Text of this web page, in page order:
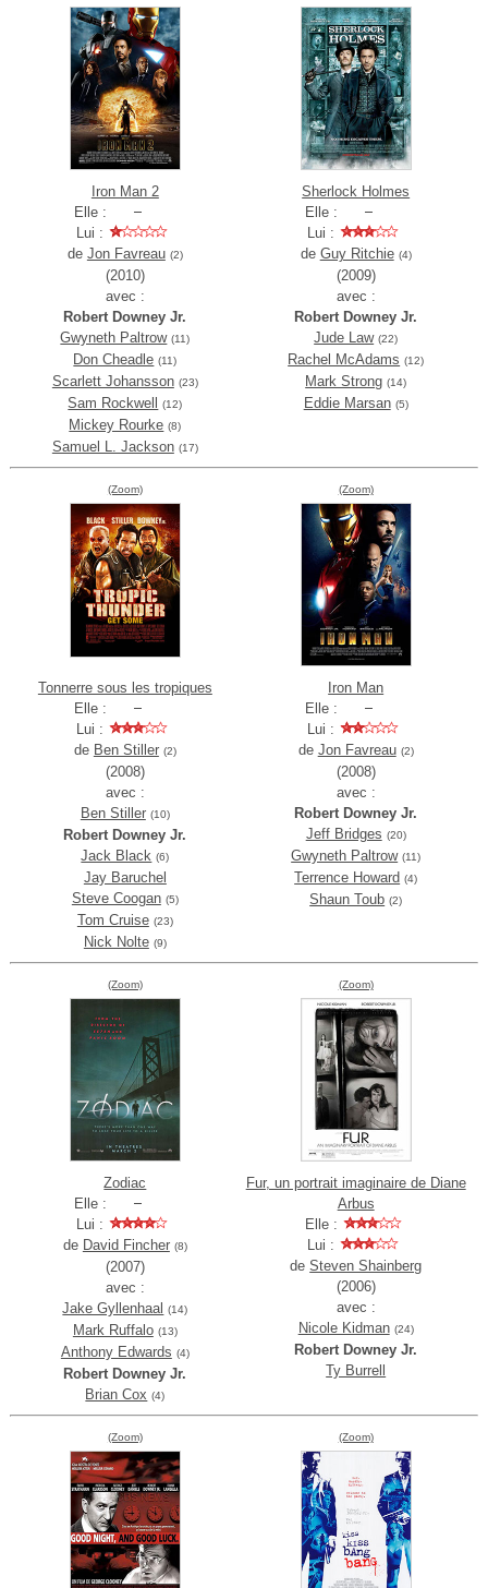
Iron Man 2
Elle :
Lui :
de Jon Favreau (2)
(2010)
avec :
Robert Downey Jr.
Gwyneth Paltrow (11)
Don Cheadle (11)
Scarlett Johansson (23)
Sam Rockwell (12)
Mickey Rourke (8)
Samuel L. Jackson (17)
Sherlock Holmes
Elle :
Lui :
de Guy Ritchie (4)
(2009)
avec :
Robert Downey Jr.
Jude Law (22)
Rachel McAdams (12)
Mark Strong (14)
Eddie Marsan (5)
(Zoom)
Tonnerre sous les tropiques
Elle :
Lui :
de Ben Stiller (2)
(2008)
avec :
Ben Stiller (10)
Robert Downey Jr.
Jack Black (6)
Jay Baruchel
Steve Coogan (5)
Tom Cruise (23)
Nick Nolte (9)
(Zoom)
Iron Man
Elle :
Lui :
de Jon Favreau (2)
(2008)
avec :
Robert Downey Jr.
Jeff Bridges (20)
Gwyneth Paltrow (11)
Terrence Howard (4)
Shaun Toub (2)
(Zoom)
Zodiac
Elle :
Lui :
de David Fincher (8)
(2007)
avec :
Jake Gyllenhaal (14)
Mark Ruffalo (13)
Anthony Edwards (4)
Robert Downey Jr.
Brian Cox (4)
(Zoom)
Fur, un portrait imaginaire de Diane
Arbus
Elle :
Lui :
deSteven Shainberg
(2006)
avec :
Nicole Kidman (24)
Robert Downey Jr.
Ty Burrell
(Zoom) (Zoom)